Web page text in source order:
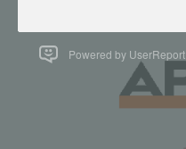
Powered by UserReport